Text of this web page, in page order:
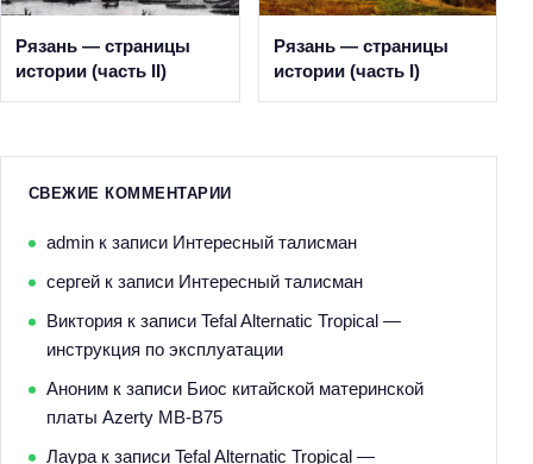
Рязань — страницы
истории (часть II)
Рязань — страницы
истории (часть I)
СВЕЖИЕ КОММЕНТАРИИ
adminк записи Интересный талисман
сергейк записи Интересный талисман
Виктория к записи Tefal Alternatic Tropical —
инструкция по эксплуатации
Анонимк записи Биос китайской материнской
платы Azerty MB-B75
Лаурак записи Tefal Alternatic Tropical —